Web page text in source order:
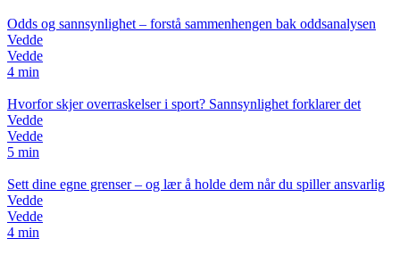
Odds og sannsynlighet – forstå sammenhengen bak oddsanalysen
Vedde
Vedde
4 min
Hvorfor skjer overraskelser i sport? Sannsynlighet forklarer det
Vedde
Vedde
5 min
Sett dine egne grenser – og lær å holde dem når du spiller ansvarlig
Vedde
Vedde
4 min